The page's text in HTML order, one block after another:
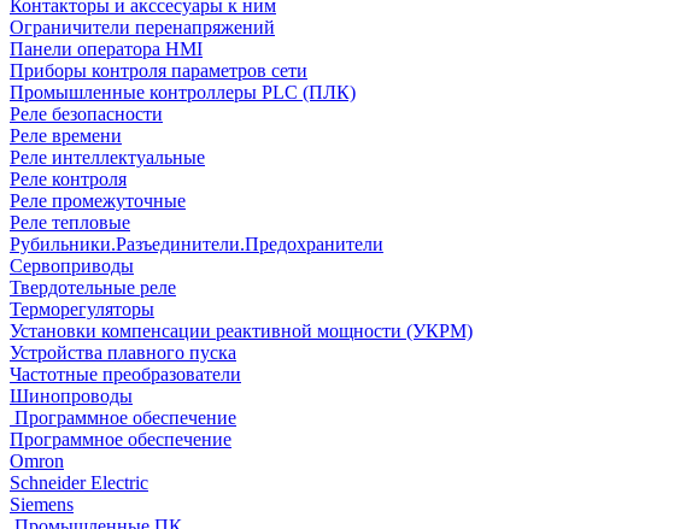
Контакторы и акссесуары к ним
Ограничители перенапряжений
Панели оператора HMI
Приборы контроля параметров сети
Промышленные контроллеры PLC (ПЛК)
Реле безопасности
Реле времени
Реле интеллектуальные
Реле контроля
Реле промежуточные
Реле тепловые
Рубильники.Разъединители.Предохранители
Сервоприводы
Твердотельные реле
Терморегуляторы
Установки компенсации реактивной мощности (УКРМ)
Устройства плавного пуска
Частотные преобразователи
Шинопроводы
Программное обеспечение
Программное обеспечение
Omron
Schneider Electric
Siemens